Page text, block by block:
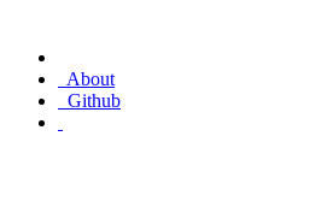
About
Github